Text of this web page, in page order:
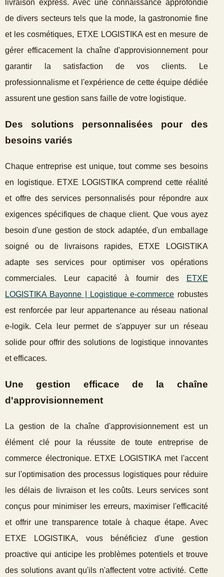
livraison express. Avec une connaissance approfondie
de divers secteurs tels que la mode, la gastronomie fine
et les cosmétiques, ETXE LOGISTIKA est en mesure de
gérer efficacement la chaîne d'approvisionnement pour
garantir la satisfaction de vos clients. Le
professionnalisme et l'expérience de cette équipe dédiée
assurent une gestion sans faille de votre logistique.
Des solutions personnalisées pour des
besoins variés
Chaque entreprise est unique, tout comme ses besoins
en logistique. ETXE LOGISTIKA comprend cette réalité
et offre des services personnalisés pour répondre aux
exigences spécifiques de chaque client. Que vous ayez
besoin d'une gestion de stock adaptée, d'un emballage
soigné ou de livraisons rapides, ETXE LOGISTIKA
adapte ses services pour optimiser vos opérations
commerciales. Leur capacité à fournir des
ETXE
LOGISTIKA Bayonne | Logistique e-commerce robustes
est renforcée par leur appartenance au réseau national
e-logik. Cela leur permet de s'appuyer sur un réseau
solide pour offrir des solutions de logistique innovantes
et efficaces.
Une gestion efficace de la chaîne
d'approvisionnement
La gestion de la chaîne d'approvisionnement est un
élément clé pour la réussite de toute entreprise de
commerce électronique. ETXE LOGISTIKA met l'accent
sur l'optimisation des processus logistiques pour réduire
les délais de livraison et les coûts. Leurs services sont
conçus pour minimiser les erreurs, maximiser l'efficacité
et offrir une transparence totale à chaque étape. Avec
ETXE LOGISTIKA, vous bénéficiez d'une gestion
proactive qui anticipe les problèmes potentiels et trouve
des solutions avant qu'ils n'affectent votre activité. Cette